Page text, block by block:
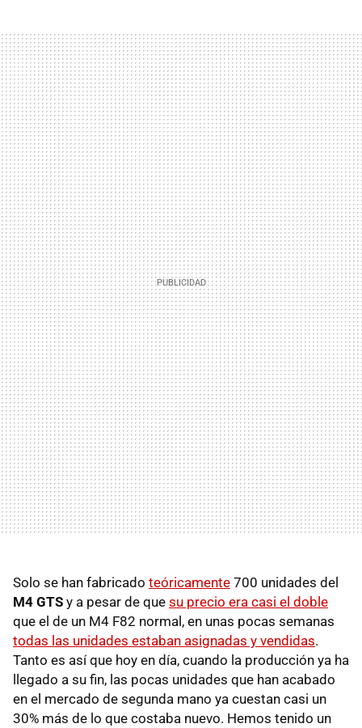
Solo se han fabricado teóricamente 700 unidades del
M4 GTS y a pesar de que su precio era casi el doble
que el de un M4 F82 normal, en unas pocas semanas
todas las unidades estaban asignadas y vendidas.
Tanto es así que hoy en día, cuando la producción ya ha
llegado a su fin, las pocas unidades que han acabado
en el mercado de segunda mano ya cuestan casi un
30% más de lo que costaba nuevo. Hemos tenido un